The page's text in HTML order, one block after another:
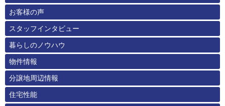
お客様の声
スタッフインタビュー
暮らしのノウハウ
物件情報
分譲地周辺情報
住宅性能